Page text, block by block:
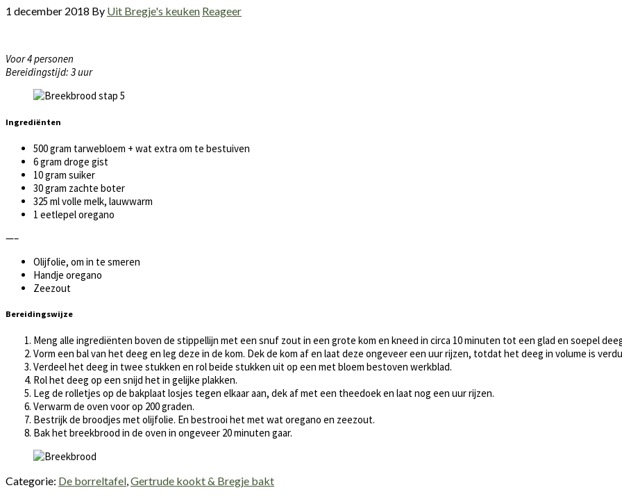
1 december 2018 By Uit Bregje's keuken Reageer
Voor 4 personen
Bereidingstijd: 3 uur
Ingrediënten
500 gram tarwebloem + wat extra om te bestuiven
6 gram droge gist
10 gram suiker
30 gram zachte boter
325 ml volle melk, lauwwarm
1 eetlepel oregano
—–
Olijfolie, om in te smeren
Handje oregano
Zeezout
Bereidingswijze
Meng alle ingrediënten boven de stippellijn met een snuf zout in een grote kom en kneed in circa 10 minuten tot een glad en soepel
Vorm een bal van het deeg en leg deze in de kom. Dek de kom af en laat deze ongeveer een uur rijzen, totdat het deeg in volume is
Verdeel het deeg in twee stukken en rol beide stukken uit op een met bloem bestoven werkblad.
Rol het deeg op een snijd het in gelijke plakken.
Leg de rolletjes op de bakplaat losjes tegen elkaar aan, dek af met een theedoek en laat nog een uur rijzen.
Verwarm de oven voor op 200 graden.
Bestrijk de broodjes met olijfolie. En bestrooi het met wat oregano en zeezout.
Bak het breekbrood in de oven in ongeveer 20 minuten gaar.
Categorie: De borreltafel,Gertrude kookt & Bregje bakt